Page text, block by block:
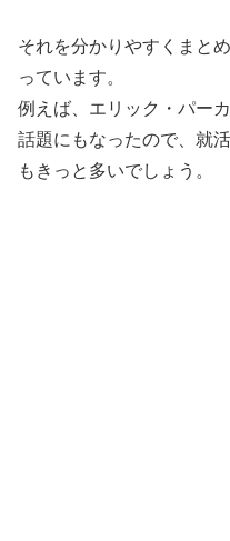
それを分かりやすくまと
っています。
例えば、エリック・パー
話題にもなったので、就
もきっと多いでしょう。